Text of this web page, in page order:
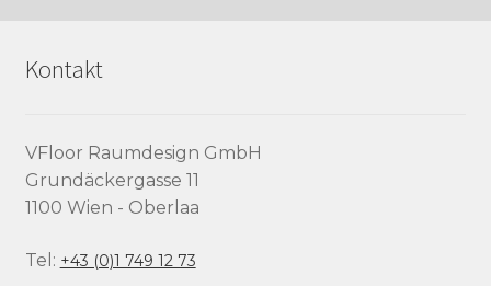
Kontakt
VFloor Raumdesign GmbH
Grundäckergasse 11
1100 Wien - Oberlaa
Tel: +43 (0)1 749 12 73